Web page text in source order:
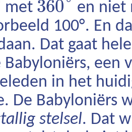
met 360° en niet
100°. En
Dat gaat
Babyloniërs, een
in het
De Babyloniërs
stelsel. Dat